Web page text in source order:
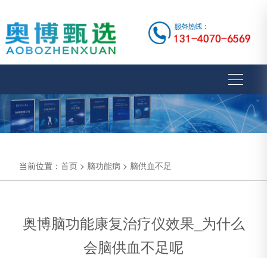
当前位置： 首页 > 脑功能病 > 脑供血不足
奥博脑功能康复治疗仪效果_为什么
会脑供血不足呢